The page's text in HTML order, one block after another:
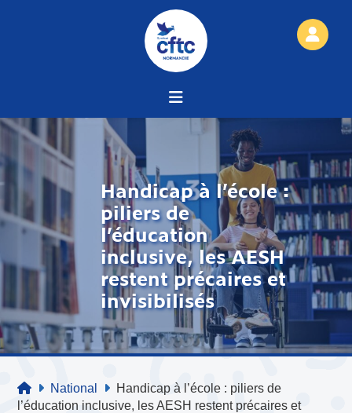
Handicap à l’école :
piliers de
l’éducation
inclusive, les AESH
restent précaires et
invisibilisés
National
Handicap à l’école : piliers de
l’éducation inclusive, les AESH restent précaires et